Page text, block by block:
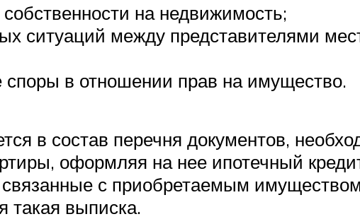
на недвижимость;
ситуаций между представителями
в отношении прав на имущество.
в состав перечня документов,
оформляя на нее ипотечный
с приобретаемым
такая выписка.